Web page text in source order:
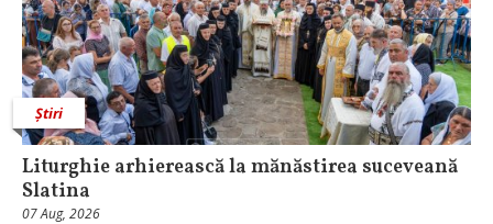
Știri
Liturghie arhierească la mănăstirea suceveană
Slatina
07 Aug, 2026